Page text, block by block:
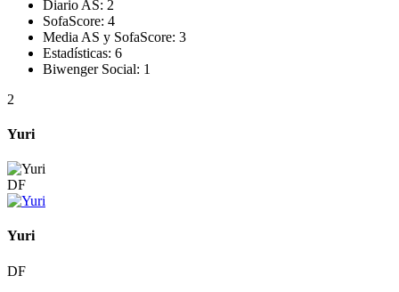
Diario AS: 2
SofaScore: 4
Media AS y SofaScore: 3
Estadísticas: 6
Biwenger Social: 1
2
Yuri
DF
Yuri
DF